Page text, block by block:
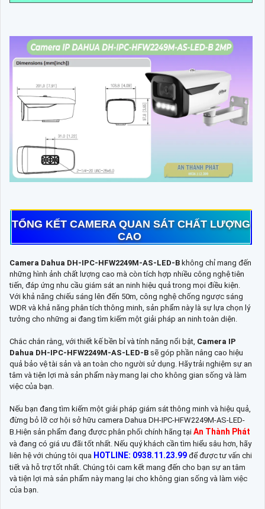
TỔNG KẾT CAMERA QUAN SÁT CHẤT LƯỢNG
CAO
Camera Dahua DH-IPC-HFW2249M-AS-LED-B không chỉ mang đến
những hình ảnh chất lượng cao mà còn tích hợp nhiều công nghệ tiên
tiến, đáp ứng nhu cầu giám sát an ninh hiệu quả trong mọi điều kiện.
Với khả năng chiếu sáng lên đến 50m, công nghệ chống ngược sáng
WDR và khả năng phân tích thông minh, sản phẩm này là sự lựa chọn lý
tưởng cho những ai đang tìm kiếm một giải pháp an ninh toàn diện.
Chắc chắn rằng, với thiết kế bền bỉ và tính năng nổi bật, Camera IP
Dahua DH-IPC-HFW2249M-AS-LED-B sẽ góp phần nâng cao hiệu
quả bảo vệ tài sản và an toàn cho người sử dụng. Hãy trải nghiệm sự an
tâm và tiện lợi mà sản phẩm này mang lại cho không gian sống và làm
việc của bạn.
Nếu bạn đang tìm kiếm một giải pháp giám sát thông minh và hiệu quả,
đừng bỏ lỡ cơ hội sở hữu camera Dahua DH-IPC-HFW2249M-AS-LED-
B.Hiện sản phẩm đang được phân phối chính hãng tại An Thành Phát
và đang có giá ưu đãi tốt nhất. Nếu quý khách cần tìm hiểu sâu hơn, hãy
liên hệ với chúng tôi qua HOTLINE: 0938.11.23.99 để được tư vấn chi
tiết và hỗ trợ tốt nhất. Chúng tôi cam kết mang đến cho bạn sự an tâm
và tiện lợi mà sản phẩm này mang lại cho không gian sống và làm việc
của bạn.